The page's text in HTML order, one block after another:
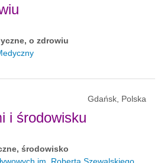
o zdrowiu
Gdańsk, Polska
i środowisku
środowisko
im. Roberta Szewalskiego